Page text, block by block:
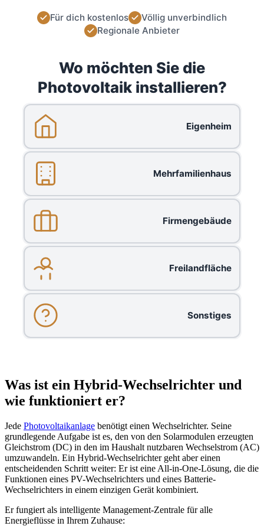
Für dich kostenlos
Völlig unverbindlich
Regionale Anbieter
Wo möchten Sie die
Photovoltaik installieren?
Eigenheim
Mehrfamilienhaus
Firmengebäude
Freilandfläche
Sonstiges
Was ist ein Hybrid-Wechselrichter und
wie funktioniert er?
Jede Photovoltaikanlage benötigt einen Wechselrichter. Seine
grundlegende Aufgabe ist es, den von den Solarmodulen erzeugten
Gleichstrom (DC) in den im Haushalt nutzbaren Wechselstrom (AC)
umzuwandeln. Ein Hybrid-Wechselrichter geht aber einen
entscheidenden Schritt weiter: Er ist eine All-in-One-Lösung, die die
Funktionen eines PV-Wechselrichters und eines Batterie-
Wechselrichters in einem einzigen Gerät kombiniert.
Er fungiert als intelligente Management-Zentrale für alle
Energieflüsse in Ihrem Zuhause: